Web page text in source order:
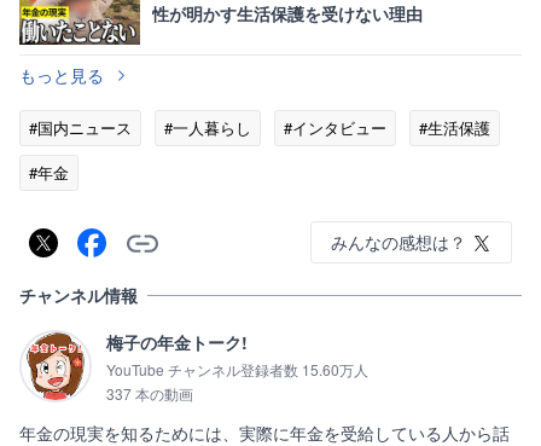
性が明かす生活保護を受けない理由
もっと見る
#国内ニュース #一人暮らし #インタビュー
#生活保護
#年金
みんなの感想は？
チャンネル情報
梅子の年金トーク!
YouTube チャンネル登録者数 15.60万人
337 本の動画
年金の現実を知るためには、実際に年金を受給している人から話